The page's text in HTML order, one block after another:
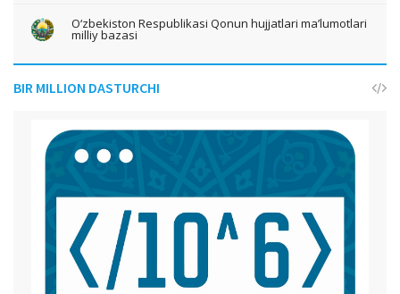
O‘zbekiston Respublikasi Qonun hujjatlari ma’lumotlari
milliy bazasi
BIR MILLION DASTURCHI